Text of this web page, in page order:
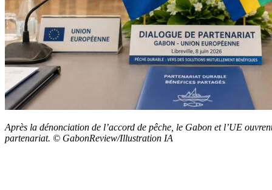
Après la dénonciation de l’accord de pêche, le Gabon et l’UE
partenariat. © GabonReview/Illustration IA